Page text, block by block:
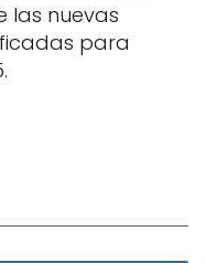
las nuevas
para